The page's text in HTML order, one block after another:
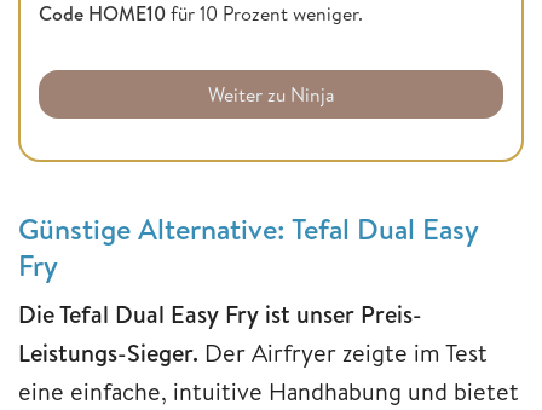
Code HOME10für 10 Prozent weniger.
Weiter zu Ninja
Günstige Alternative: Tefal Dual Easy
Fry
Die Tefal Dual Easy Fry ist unser Preis-
Leistungs-Sieger. Der Airfryer zeigte im Test
eine einfache, intuitive Handhabung und bietet